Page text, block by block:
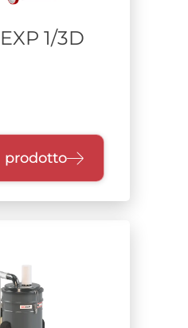
1/3D
prodotto